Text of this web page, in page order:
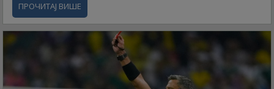
ПРОЧИТАЈ ВИШЕ